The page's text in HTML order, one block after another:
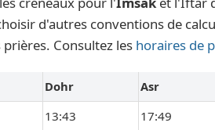
d'autres conventions de
Consultez les horaires de
Dohr Asr
13:43 17:49